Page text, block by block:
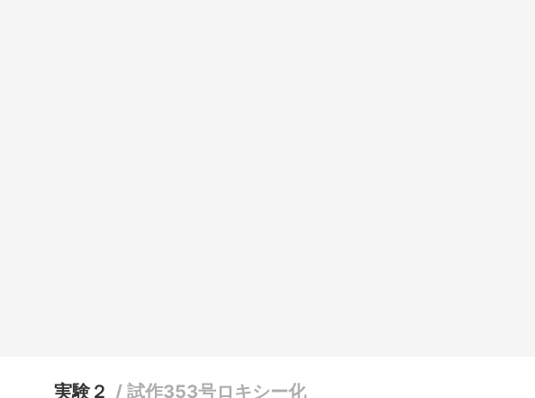
実験２ / 試作353号ロキシー化